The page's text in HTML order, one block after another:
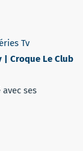
Tv
| Croque Le Club
ses